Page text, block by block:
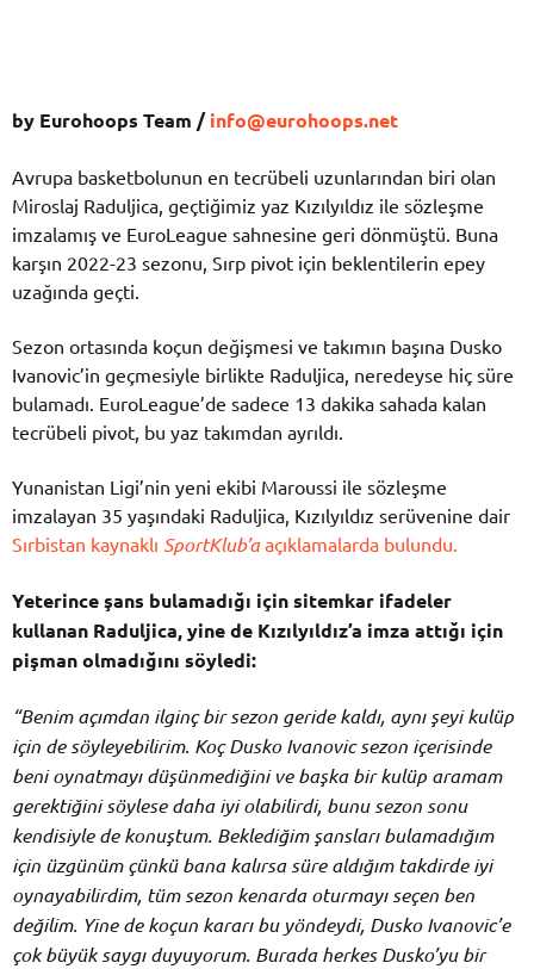
by Eurohoops Team /info@eurohoops.net
Avrupa basketbolunun en tecrübeli uzunlarından biri olan
Miroslaj Raduljica, geçtiğimiz yaz Kızılyıldız ile sözleşme
imzalamış ve EuroLeague sahnesine geri dönmüştü. Buna
karşın 2022-23 sezonu, Sırp pivot için beklentilerin epey
uzağında geçti.
Sezon ortasında koçun değişmesi ve takımın başına Dusko
Ivanovic’in geçmesiyle birlikte Raduljica, neredeyse hiç süre
bulamadı. EuroLeague’de sadece 13 dakika sahada kalan
tecrübeli pivot, bu yaz takımdan ayrıldı.
Yunanistan Ligi’nin yeni ekibi Maroussi ile sözleşme
imzalayan 35 yaşındaki Raduljica, Kızılyıldız serüvenine dair
Sırbistan kaynaklı SportKlub’aaçıklamalarda bulundu.
Yeterince şans bulamadığı için sitemkar ifadeler
kullanan Raduljica, yine de Kızılyıldız’a imza attığı için
pişman olmadığını söyledi:
“Benim açımdan ilginç bir sezon geride kaldı, aynı şeyi kulüp
için de söyleyebilirim. Koç Dusko Ivanovic sezon içerisinde
beni oynatmayı düşünmediğini ve başka bir kulüp aramam
gerektiğini söylese daha iyi olabilirdi, bunu sezon sonu
kendisiyle de konuştum. Beklediğim şansları bulamadığım
için üzgünüm çünkü bana kalırsa süre aldığım takdirde iyi
oynayabilirdim, tüm sezon kenarda oturmayı seçen ben
değilim. Yine de koçun kararı bu yöndeydi, Dusko Ivanovic’e
çok büyük saygı duyuyorum. Burada herkes Dusko’yu bir